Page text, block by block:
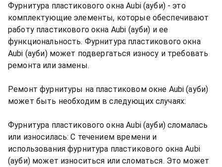
Фурнитура пластикового окна Aubi (ауби) - это
комплектующие элементы, которые обеспечивают
работу пластикового окна Aubi (ауби) и ее
функциональность. Фурнитура пластикового окна
Aubi (ауби) может подвергаться износу и требовать
ремонта или замены.
Ремонт фурнитуры на пластиковом окне Aubi (ауби)
может быть необходим в следующих случаях:
Фурнитура пластикового окна Aubi (ауби) сломалась
или износилась: С течением времени и
использования фурнитура пластикового окна Aubi
(ауби) может износиться или сломаться. Это может